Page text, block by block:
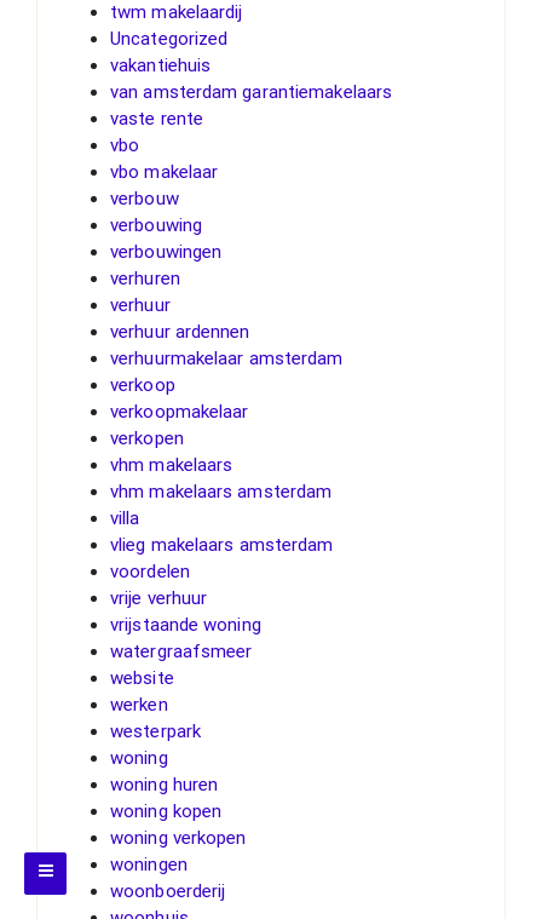
twm makelaardij
Uncategorized
vakantiehuis
van amsterdam garantiemakelaars
vaste rente
vbo
vbo makelaar
verbouw
verbouwing
verbouwingen
verhuren
verhuur
verhuur ardennen
verhuurmakelaar amsterdam
verkoop
verkoopmakelaar
verkopen
vhm makelaars
vhm makelaars amsterdam
villa
vlieg makelaars amsterdam
voordelen
vrije verhuur
vrijstaande woning
watergraafsmeer
website
werken
westerpark
woning
woning huren
woning kopen
woning verkopen
woningen
woonboerderij